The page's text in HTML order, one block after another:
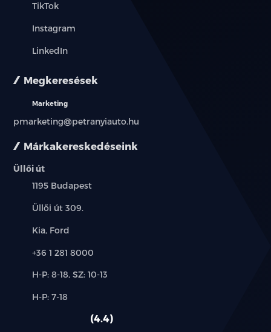
Márkakereskedéseink
Üllői út
Település:
1195 Budapest
Cím:
Üllői út 309.
Márkák:
Kia, Ford
Telefon:
+36 1 281 8000
Új-
használt
H-P: 8-18, SZ: 10-13
Alkatrész,
H-P: 7-18
4.4
TikTok
Instagram
LinkedIn
Megkeresések
Marketing
pmarketing@petranyiauto.hu